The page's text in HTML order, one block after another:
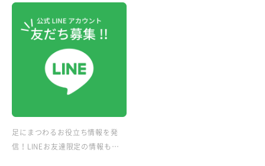
足にまつわるお役立ち情報を発
信！LINEお友達限定の情報も…